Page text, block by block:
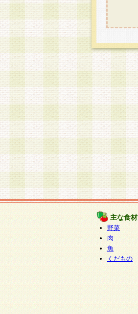
主な食材
野菜
肉
魚
くだもの